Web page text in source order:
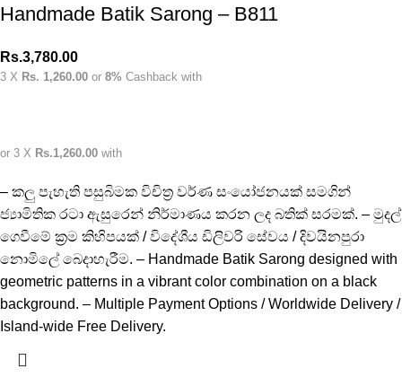
Handmade Batik Sarong – B811
Rs.3,780.00
3 X Rs. 1,260.00 or 8% Cashback with
or 3 X Rs.1,260.00 with
– කලු පැහැති පසුබිමක විචිත්‍ර වර්ණ සංයෝජනයක් සමගින්
ජ්‍යාමිතික රටා ඇසුරෙන් නිර්මාණය කරන ලද බතික් සරමක්. – මුදල්
ගෙවීමේ ක්‍රම කිහිපයක් / විදේශීය ඩිලිවරි සේවය / දිවයිනපුරා
නොමිලේ බෙදාහැරීම. – Handmade Batik Sarong designed with
geometric patterns in a vibrant color combination on a black
background. – Multiple Payment Options / Worldwide Delivery /
Island-wide Free Delivery.